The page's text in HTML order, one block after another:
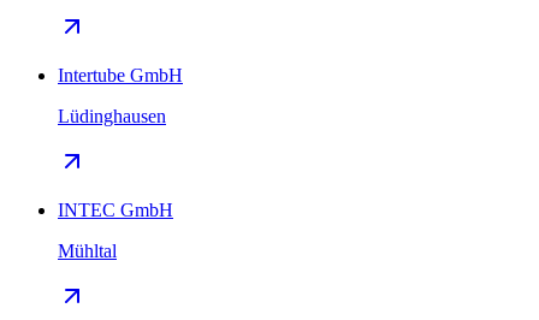
Intertube GmbH
Lüdinghausen
INTEC GmbH
Mühltal